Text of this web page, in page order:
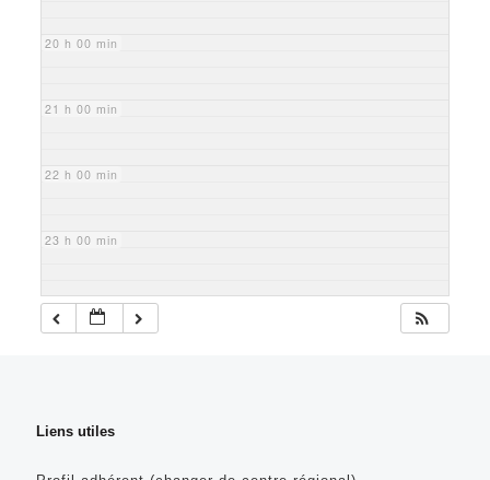
20 h 00 min
21 h 00 min
22 h 00 min
23 h 00 min
Liens utiles